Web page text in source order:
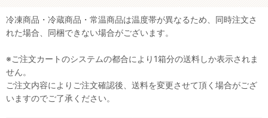
冷凍商品・冷蔵商品・常温商品は温度帯が異なるため、同時注文さ
れた場合、同梱できない場合がございます。
※ご注文カートのシステムの都合により1箱分の送料しか表示されま
せん。
ご注文内容によりご注文確認後、送料を変更させて頂く場合がござ
いますのでご了承ください。